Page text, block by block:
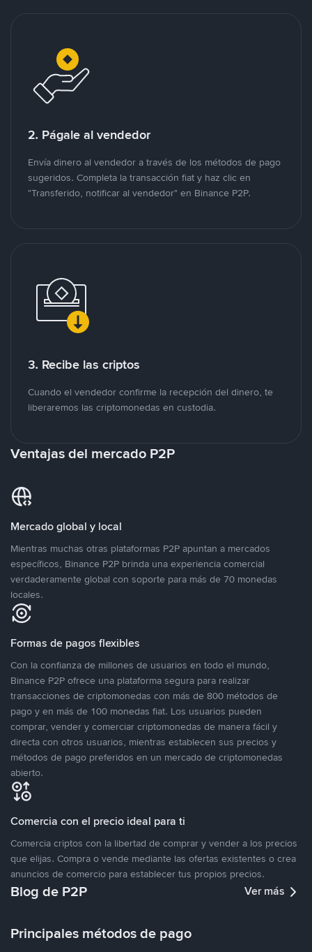
2. Págale al vendedor
Envía dinero al vendedor a través de los métodos de pago
sugeridos. Completa la transacción fiat y haz clic en
"Transferido, notificar al vendedor" en Binance P2P.
3. Recibe las criptos
Cuando el vendedor confirme la recepción del dinero, te
liberaremos las criptomonedas en custodia.
Ventajas del mercado P2P
Mercado global y local
Mientras muchas otras plataformas P2P apuntan a mercados
específicos, Binance P2P brinda una experiencia comercial
verdaderamente global con soporte para más de 70 monedas
locales.
Formas de pagos flexibles
Con la confianza de millones de usuarios en todo el mundo,
Binance P2P ofrece una plataforma segura para realizar
transacciones de criptomonedas con más de 800 métodos de
pago y en más de 100 monedas fiat. Los usuarios pueden
comprar, vender y comerciar criptomonedas de manera fácil y
directa con otros usuarios, mientras establecen sus precios y
métodos de pago preferidos en un mercado de criptomonedas
abierto.
Comercia con el precio ideal para ti
Comercia criptos con la libertad de comprar y vender a los precios
que elijas. Compra o vende mediante las ofertas existentes o crea
anuncios de comercio para establecer tus propios precios.
Blog de P2P Ver más
Principales métodos de pago